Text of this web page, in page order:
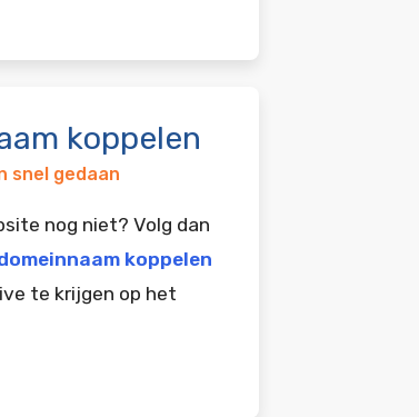
koppelen
snel gedaan
nog niet? Volg dan
koppelen
te krijgen op het